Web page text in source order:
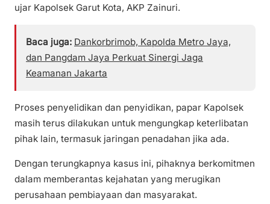
ujar Kapolsek Garut Kota, AKP Zainuri.
Baca juga: Dankorbrimob, Kapolda Metro Jaya,
dan Pangdam Jaya Perkuat Sinergi Jaga
Keamanan Jakarta
Proses penyelidikan dan penyidikan, papar Kapolsek
masih terus dilakukan untuk mengungkap keterlibatan
pihak lain, termasuk jaringan penadahan jika ada.
Dengan terungkapnya kasus ini, pihaknya berkomitmen
dalam memberantas kejahatan yang merugikan
perusahaan pembiayaan dan masyarakat.